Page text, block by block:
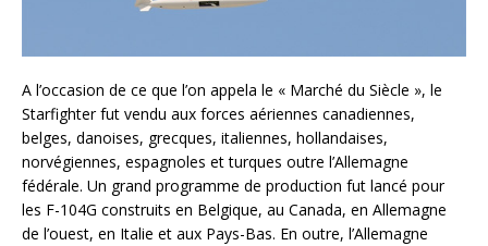
A l’occasion de ce que l’on appela le « Marché du Siècle », le
Starfighter fut vendu aux forces aériennes canadiennes,
belges, danoises, grecques, italiennes, hollandaises,
norvégiennes, espagnoles et turques outre l’Allemagne
fédérale. Un grand programme de production fut lancé pour
les F-104G construits en Belgique, au Canada, en Allemagne
de l’ouest, en Italie et aux Pays-Bas. En outre, l’Allemagne